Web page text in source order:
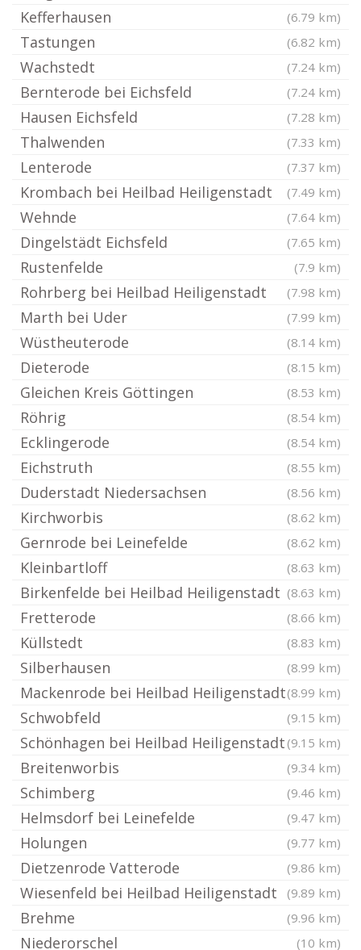
Kefferhausen (6.79 km)
Tastungen (6.82 km)
Wachstedt (7.24 km)
Bernterode bei Eichsfeld (7.24 km)
Hausen Eichsfeld (7.28 km)
Thalwenden (7.33 km)
Lenterode (7.37 km)
Krombach bei Heilbad Heiligenstadt (7.49 km)
Wehnde (7.64 km)
Dingelstädt Eichsfeld (7.65 km)
Rustenfelde (7.9 km)
Rohrberg bei Heilbad Heiligenstadt (7.98 km)
Marth bei Uder (7.99 km)
Wüstheuterode (8.14 km)
Dieterode (8.15 km)
Gleichen Kreis Göttingen (8.53 km)
Röhrig (8.54 km)
Ecklingerode (8.54 km)
Eichstruth (8.55 km)
Duderstadt Niedersachsen (8.56 km)
Kirchworbis (8.62 km)
Gernrode bei Leinefelde (8.62 km)
Kleinbartloff (8.63 km)
Birkenfelde bei Heilbad Heiligenstadt (8.63 km)
Fretterode (8.66 km)
Küllstedt (8.83 km)
Silberhausen (8.99 km)
Mackenrode bei Heilbad Heiligenstadt(8.99 km)
Schwobfeld (9.15 km)
Schönhagen bei Heilbad Heiligenstadt (9.15 km)
Breitenworbis (9.34 km)
Schimberg (9.46 km)
Helmsdorf bei Leinefelde (9.47 km)
Holungen (9.77 km)
Dietzenrode Vatterode (9.86 km)
Wiesenfeld bei Heilbad Heiligenstadt (9.89 km)
Brehme (9.96 km)
Niederorschel (10 km)